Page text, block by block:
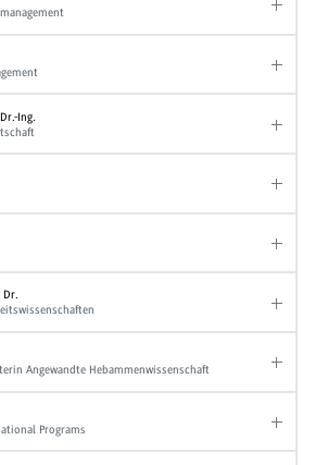
Ing.
Dr.
Angewandte Hebammenwissenschaft
Programs